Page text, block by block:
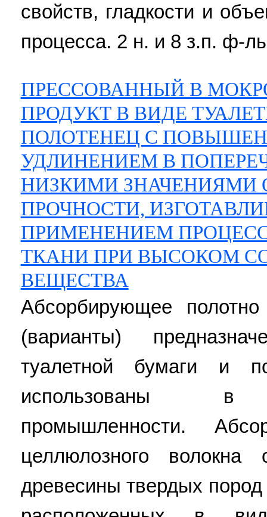
свойств, гладкости и
процесса. 2 н. и 8 з.п. ф-
ПРЕССОВАННЫЙ В
ПРОДУКТ В ВИДЕ
ПОЛОТЕНЕЦ С
УДЛИНЕНИЕМ В
НИЗКИМИ ЗНАЧЕНИЯМИ
ПРОЧНОСТИ,
ПРИМЕНЕНИЕМ
ТКАНИ ПРИ ВЫСОКОМ
ВЕЩЕСТВА
Абсорбирующее
(варианты)
туалетной бумаги и
использованы в
промышленности.
целлюлозного волокна
древесины твердых